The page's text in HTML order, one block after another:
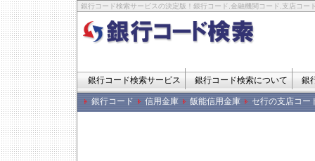
銀行コード検索サービスの決定版！銀行コード,金融機関コード,支店コー
銀行コード検索サービス 銀行コード検索について 銀
銀行コード 信用金庫 飯能信用金庫 セ行の支店コー